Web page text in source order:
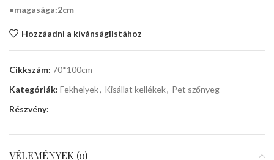
•magasága:2cm
Hozzáadni a kívánságlistához
Cikkszám: 70*100cm
Kategóriák: Fekhelyek, Kisállat kellékek, Pet szőnyeg
Részvény:
VÉLEMÉNYEK (0)